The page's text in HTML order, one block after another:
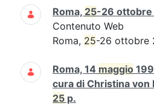
Roma, 25-26 ottobre
Contenuto Web
Roma, 25-26 ottobre
Roma, 14 maggio
cura di Christina von
25 p.